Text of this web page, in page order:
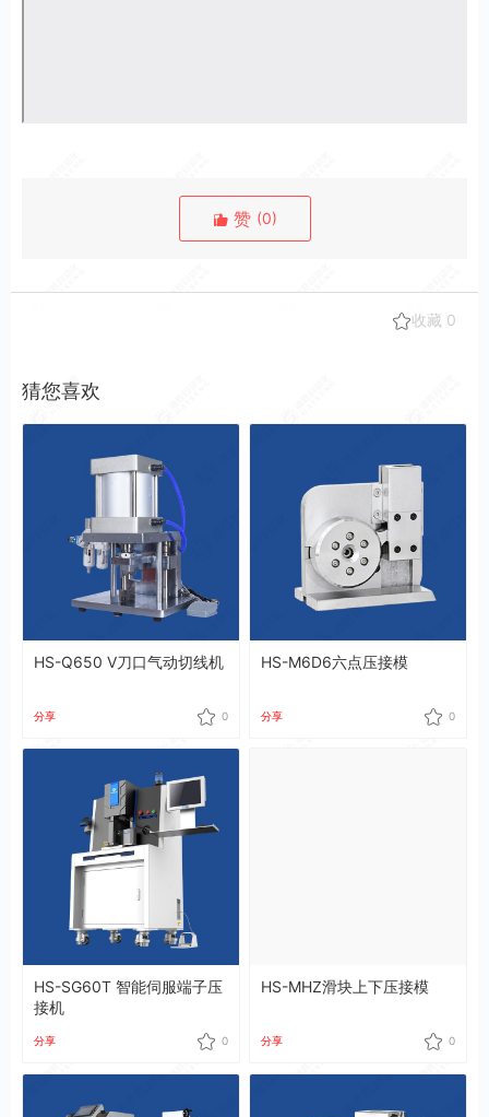
赞 (0)
收藏 0
猜您喜欢
HS-Q650 V刀口气动切线机
分享 0
HS-M6D6六点压接模
分享 0
HS-SG60T 智能伺服端子压
接机
分享 0
HS-MHZ滑块上下压接模
分享 0